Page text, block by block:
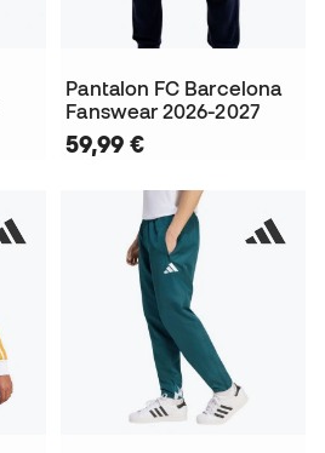
Pantalon FC Barcelona
Fanswear 2026-2027
59,99 €